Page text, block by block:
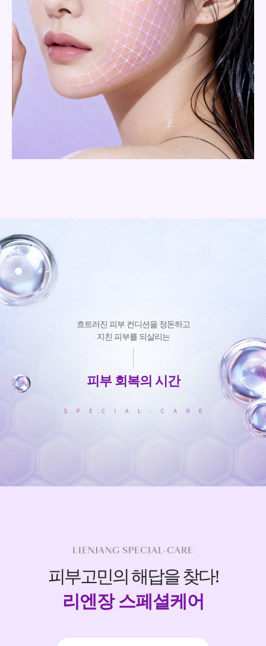
흐트러진 피부 컨디션을 정돈하고
지친 피부를 되살리는
피부 회복의 시간
LIENJANG SPECIAL-CARE
피부고민의 해답을 찾다!
리엔장 스페셜케어